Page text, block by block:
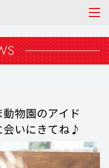
物園のアイド
会いにきてね♪